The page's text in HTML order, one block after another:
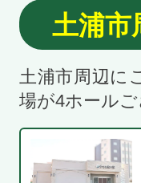
土浦市
土浦市周辺に
場が4ホールご